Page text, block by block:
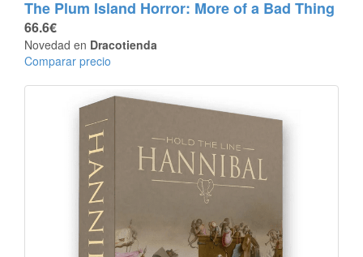
The Plum Island Horror: More of a Bad Thing
66.6€
Novedad en Dracotienda
Comparar precio